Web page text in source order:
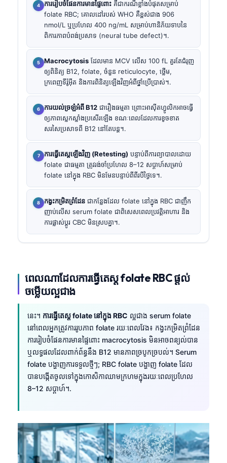
ការរៀបចំផែនការមានផ្ទៃពោះ គឺជាករណីខ្លាំងបំផុតសម្រាប់
folate RBC; គោលដៅរបស់ WHO គឺខ្ពស់ជាង 906
nmol/L ឬប្រហែល 400 ng/mL សម្រាប់ហានិភ័យទាបនៃ
ពិការភាពបំពង់ប្រសាទ (neural tube defect)។.
Macrocytosis ដែលមាន MCV លើស 100 fL គួរតែជំរុញ
ឲ្យពិនិត្យ B12, folate, ចំនួន reticulocyte, ថ្លើម,
ក្រពេញទីរ៉ូអ៊ីត និងការពិនិត្យឡើងវិញអំពីថ្នាំប្រើប្រាស់។.
ការយល់ច្រឡំអំពី B12 ជារឿងធម្មតា ព្រោះអាស៊ីតហ្វូលិកអាចធ្វើ
ឲ្យភាពស្លេកស្លាំងប្រសើរឡើង ខណៈពេលដែលការខូចខាត
សរសៃប្រសាទពី B12 នៅតែបន្ត។.
ការធ្វើតេស្តឡើងវិញ (Retesting) បន្ទាប់ពីការព្យាបាលដោយ
folate ជាធម្មតា ត្រូវរង់ចាំប្រហែល 8–12 សប្តាហ៍សម្រាប់
folate នៅក្នុង RBC មិនមែនបន្ទាប់ពីពីរបីថ្ងៃទេ។.
កង្វះកម្រិតព្រំដែន ជាកន្លែងដែល folate នៅក្នុង RBC ជាញឹក
ញាប់លើស serum folate ជាពិសេសពេលប្រវត្តិអាហារ និង
ការផ្លាស់ប្តូរ CBC មិនស្របគ្នា។.
ពេលណាដែលការធ្វើតេស្ត folate RBC ផ្តល់
ចម្លើយល្អជាង
នេះ។ ការធ្វើតេស្ត folate នៅក្នុង RBC ល្អជាង serum folate
នៅពេលអ្នកត្រូវការរូបភាព folate រយៈពេលវែង៖ កង្វះកម្រិតព្រំដែន
ការរៀបចំផែនការមានផ្ទៃពោះ macrocytosis មិនអាចពន្យល់បាន
ឬលទ្ធផលដែលពាក់ព័ន្ធនឹង B12 មានភាពច្របូកច្របល់។ Serum
folate បង្ហាញការទទួលថ្មីៗ; RBC folate បង្ហាញ folate ដែល
បានបង្កើតចូលទៅក្នុងកោសិកាឈាមក្រហមក្នុងរយៈពេលប្រហែល
8–12 សប្តាហ៍។.